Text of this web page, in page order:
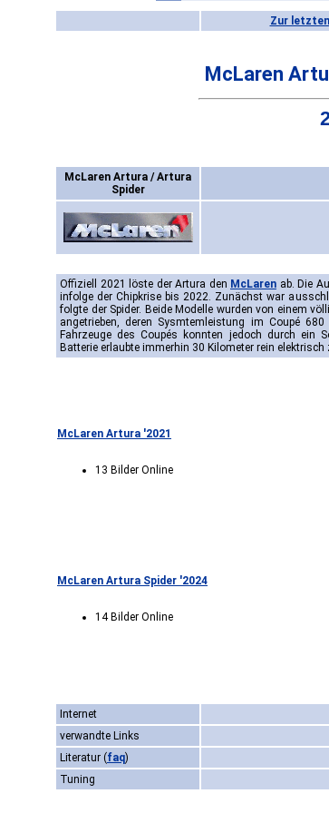
Zur
McLaren
McLaren Artura / Artura
Spider
Offiziell 2021 löste der Artura den McLaren ab. Die
infolge der Chipkrise bis 2022. Zunächst war
folgte der Spider. Beide Modelle wurden von einem
angetrieben, deren Sysmtemleistung im Coupé
Fahrzeuge des Coupés konnten jedoch durch ein
Batterie erlaubte immerhin 30 Kilometer rein elektrisch
McLaren Artura '2021
13 Bilder Online
McLaren Artura Spider '2024
14 Bilder Online
Internet
verwandte Links
Literatur (faq)
Tuning